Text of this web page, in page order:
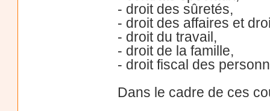
- droit des sûretés,
- droit des affaires et
- droit du travail,
- droit de la famille,
- droit fiscal des
Dans le cadre de ces